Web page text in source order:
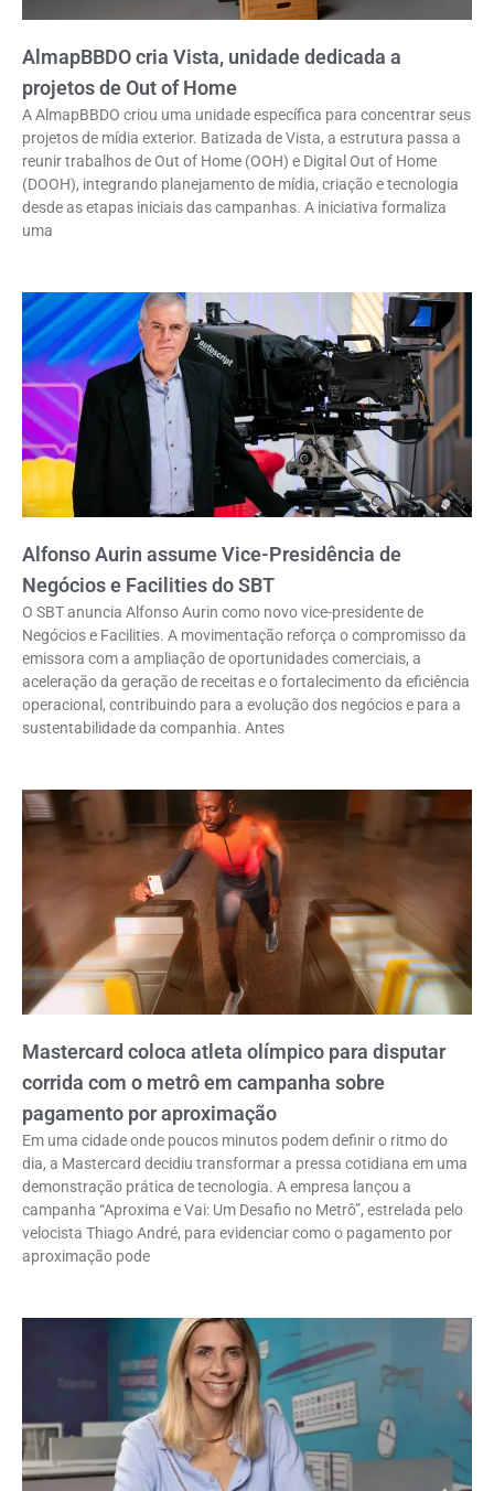
AlmapBBDO cria Vista, unidade dedicada a
projetos de Out of Home
A AlmapBBDO criou uma unidade específica para concentrar seus
projetos de mídia exterior. Batizada de Vista, a estrutura passa a
reunir trabalhos de Out of Home (OOH) e Digital Out of Home
(DOOH), integrando planejamento de mídia, criação e tecnologia
desde as etapas iniciais das campanhas. A iniciativa formaliza
uma
Alfonso Aurin assume Vice-Presidência de
Negócios e Facilities do SBT
O SBT anuncia Alfonso Aurin como novo vice-presidente de
Negócios e Facilities. A movimentação reforça o compromisso da
emissora com a ampliação de oportunidades comerciais, a
aceleração da geração de receitas e o fortalecimento da eficiência
operacional, contribuindo para a evolução dos negócios e para a
sustentabilidade da companhia. Antes
Mastercard coloca atleta olímpico para disputar
corrida com o metrô em campanha sobre
pagamento por aproximação
Em uma cidade onde poucos minutos podem definir o ritmo do
dia, a Mastercard decidiu transformar a pressa cotidiana em uma
demonstração prática de tecnologia. A empresa lançou a
campanha “Aproxima e Vai: Um Desafio no Metrô”, estrelada pelo
velocista Thiago André, para evidenciar como o pagamento por
aproximação pode